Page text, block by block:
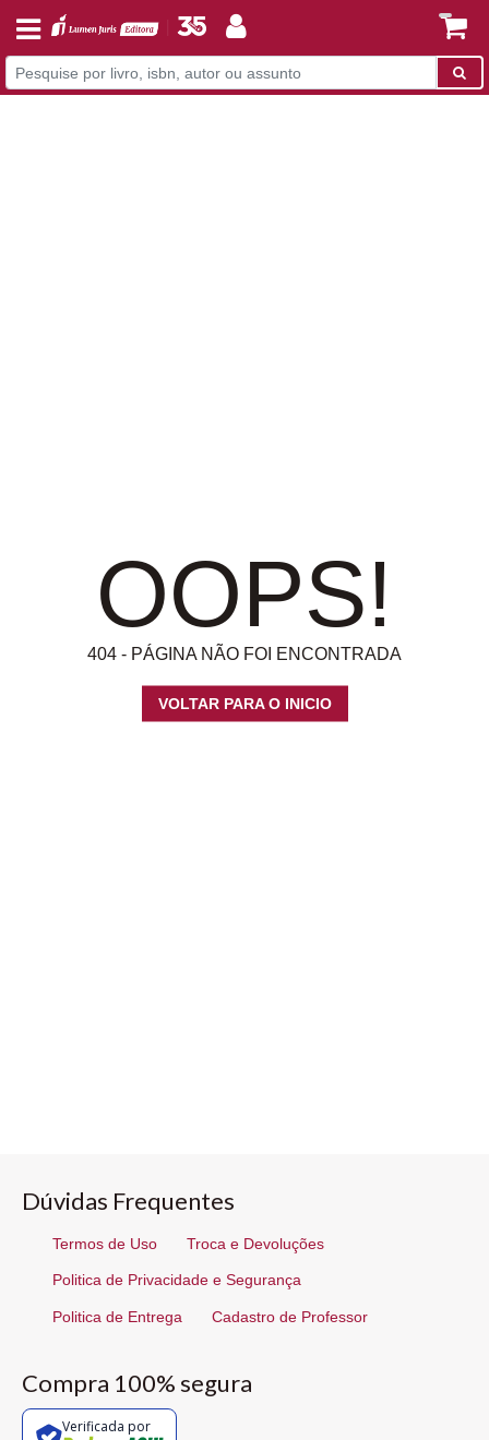
OOPS!
404 - PÁGINA NÃO FOI ENCONTRADA
VOLTAR PARA O INICIO
Dúvidas Frequentes
Termos de Uso Troca e Devoluções
Politica de Privacidade e Segurança
Politica de Entrega Cadastro de Professor
Compra 100% segura
Verificada por